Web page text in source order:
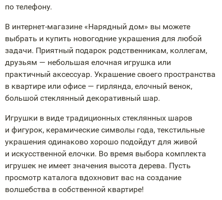
по телефону.
В интернет-магазине «Нарядный дом» вы можете
выбрать и купить новогодние украшения для любой
задачи. Приятный подарок родственникам, коллегам,
друзьям — небольшая елочная игрушка или
практичный аксессуар. Украшение своего пространства
в квартире или офисе — гирлянда, елочный венок,
большой стеклянный декоративный шар.
Игрушки в виде традиционных стеклянных шаров
и фигурок, керамические символы года, текстильные
украшения одинаково хорошо подойдут для живой
и искусственной елочки. Во время выбора комплекта
игрушек не имеет значения высота дерева. Пусть
просмотр каталога вдохновит вас на создание
волшебства в собственной квартире!